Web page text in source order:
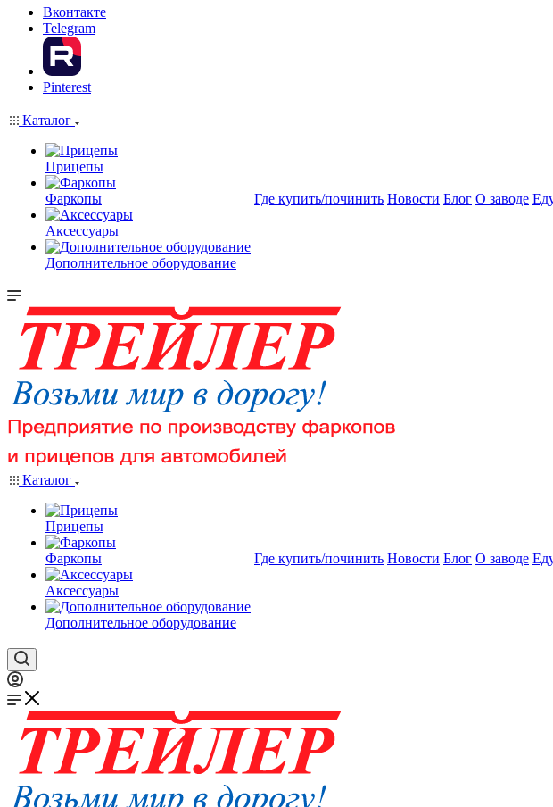
Вконтакте
Telegram
Pinterest
Каталог
Прицепы
Фаркопы
Аксессуары
Дополнительное оборудование
Где купить/починить Новости Блог О заводе
Каталог
Прицепы
Фаркопы
Аксессуары
Дополнительное оборудование
Где купить/починить Новости Блог О заводе